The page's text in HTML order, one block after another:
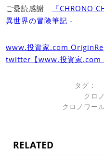
ご愛読感謝
『CHRONO
異世界の冒険筆記 ‐
www.投資家.com
twitter【www.投資家.com
タグ：
クロ
クロノワー
RELATED